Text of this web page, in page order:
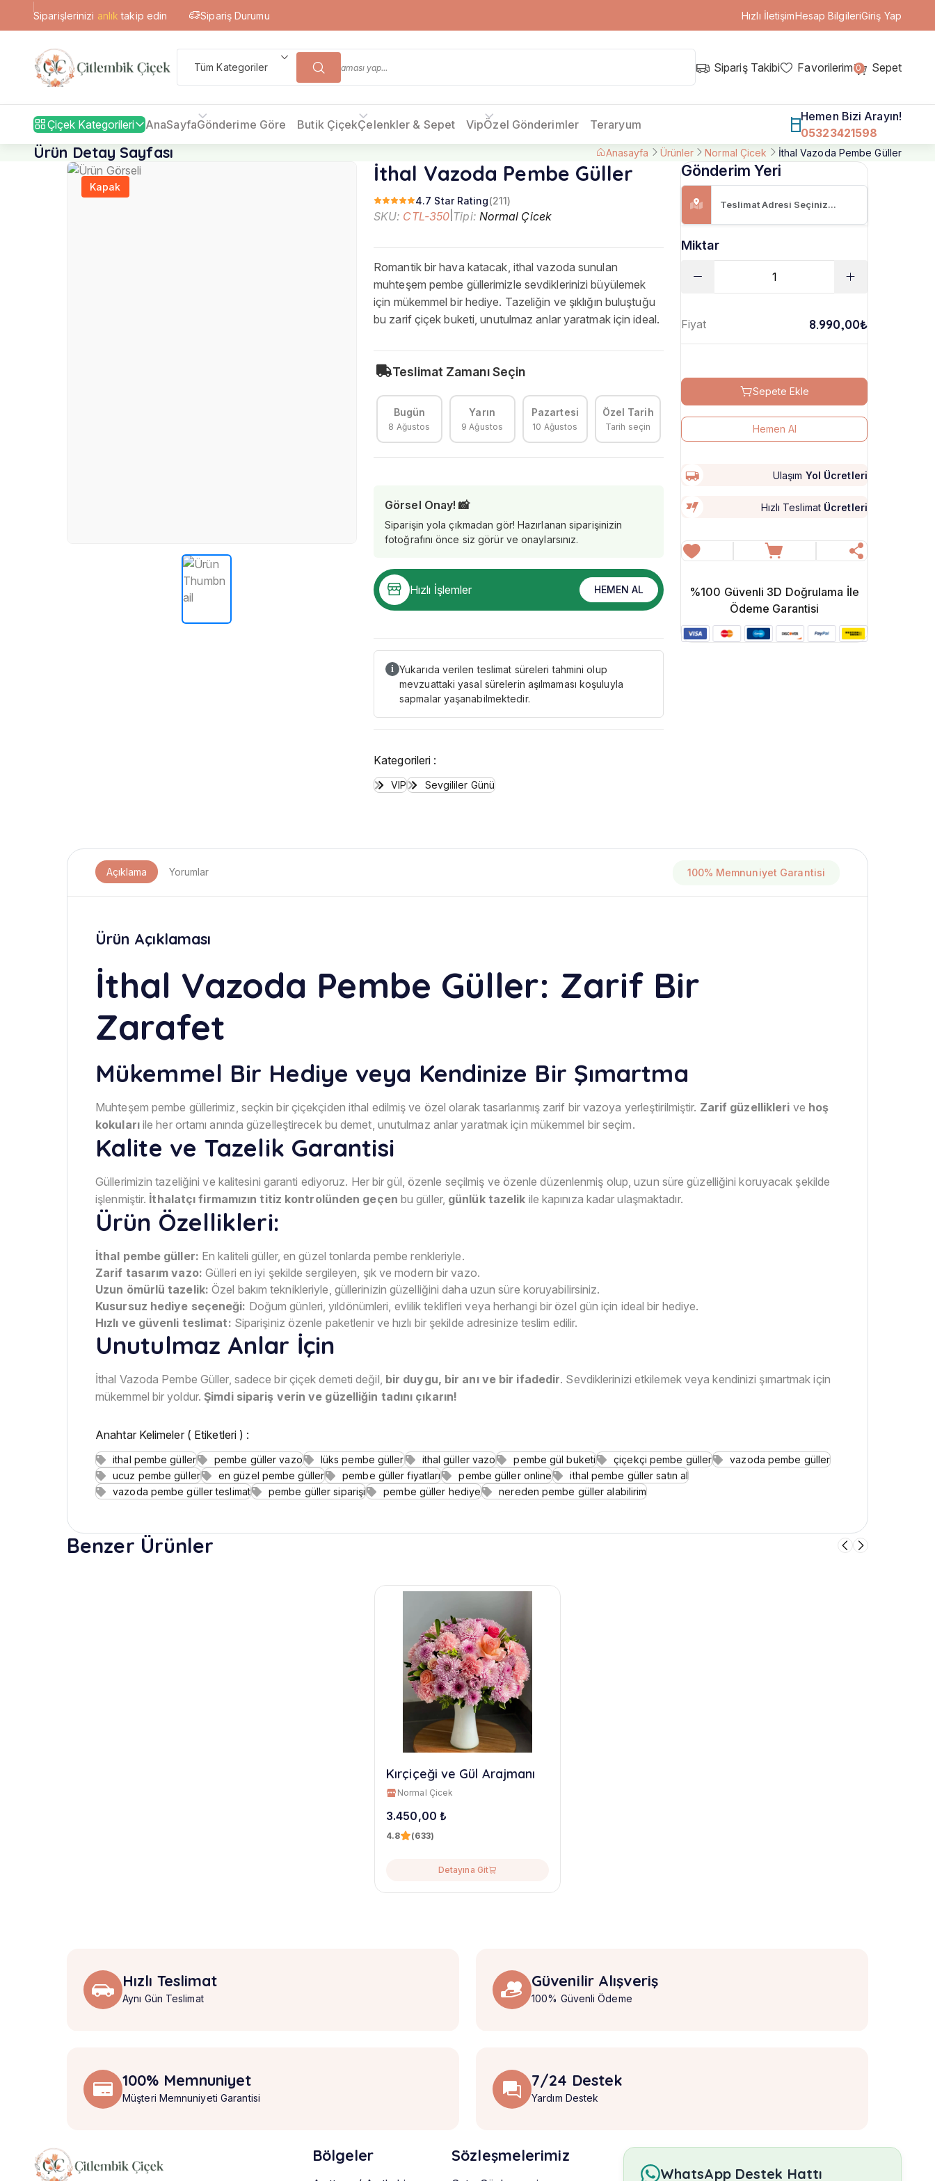
Siparişlerinizi anlık takip edin Sipariş Durumu Hızlı İletişimHesap BilgileriGiriş Yap
Tüm Kategoriler Sipariş Takibi Favorilerim 0 Sepet
Çiçek Kategorileri AnaSayfaGönderime Göre Butik ÇiçekÇelenkler & Sepet VipÖzel Gönderimler Teraryum
Hemen Bizi Arayın!
05323421598
Ürün Detay Sayfası Anasayfa Ürünler Normal Çicek İthal Vazoda Pembe Güller
Kapak
İthal Vazoda Pembe Güller
4.7 Star Rating(211)
SKU: CTL-350 Tipi: Normal Çicek
Romantik bir hava katacak, ithal vazoda sunulan
muhteşem pembe güllerimizle sevdiklerinizi büyülemek
için mükemmel bir hediye. Tazeliğin ve şıklığın buluştuğu
bu zarif çiçek buketi, unutulmaz anlar yaratmak için ideal.
Teslimat Zamanı Seçin
Bugün
8 Ağustos
Yarın
9 Ağustos
Pazartesi
10 Ağustos
Özel Tarih
Tarih seçin
Görsel Onay! 📸
Siparişin yola çıkmadan gör! Hazırlanan siparişinizin
fotoğrafını önce siz görür ve onaylarsınız.
Hızlı İşlemler HEMEN AL
i Yukarıda verilen teslimat süreleri tahmini olup
mevzuattaki yasal sürelerin aşılmaması koşuluyla
sapmalar yaşanabilmektedir.
Kategorileri :
VIP Sevgililer Günü
Gönderim Yeri
Miktar
Fiyat 8.990,00₺
Sepete Ekle
Hemen Al
Ulaşım Yol Ücretleri
Hızlı Teslimat Ücretleri
%100 Güvenli 3D Doğrulama İle
Ödeme Garantisi
Açıklama Yorumlar 100% Memnuniyet Garantisi
Ürün Açıklaması
İthal Vazoda Pembe Güller: Zarif Bir
Zarafet
Mükemmel Bir Hediye veya Kendinize Bir Şımartma
Muhteşem pembe güllerimiz, seçkin bir çiçekçiden ithal edilmiş ve özel olarak tasarlanmış zarif bir vazoya yerleştirilmiştir. Zarif güzellikleri ve hoş
kokularıile her ortamı anında güzelleştirecek bu demet, unutulmaz anlar yaratmak için mükemmel bir seçim.
Kalite ve Tazelik Garantisi
Güllerimizin tazeliğini ve kalitesini garanti ediyoruz. Her bir gül, özenle seçilmiş ve özenle düzenlenmiş olup, uzun süre güzelliğini koruyacak şekilde
işlenmiştir. İthalatçı firmamızın titiz kontrolünden geçen bu güller, günlük tazelik ile kapınıza kadar ulaşmaktadır.
Ürün Özellikleri:
İthal pembe güller: En kaliteli güller, en güzel tonlarda pembe renkleriyle.
Zarif tasarım vazo: Gülleri en iyi şekilde sergileyen, şık ve modern bir vazo.
Uzun ömürlü tazelik: Özel bakım teknikleriyle, güllerinizin güzelliğini daha uzun süre koruyabilirsiniz.
Kusursuz hediye seçeneği: Doğum günleri, yıldönümleri, evlilik teklifleri veya herhangi bir özel gün için ideal bir hediye.
Hızlı ve güvenli teslimat: Siparişiniz özenle paketlenir ve hızlı bir şekilde adresinize teslim edilir.
Unutulmaz Anlar İçin
İthal Vazoda Pembe Güller, sadece bir çiçek demeti değil, bir duygu, bir anı ve bir ifadedir. Sevdiklerinizi etkilemek veya kendinizi şımartmak için
mükemmel bir yoldur.Şimdi sipariş verin ve güzelliğin tadını çıkarın!
Anahtar Kelimeler ( Etiketleri ) :
ithal pembe güller pembe güller vazo lüks pembe güller ithal güller vazo pembe gül buketi çiçekçi pembe güller
vazoda pembe güller
ucuz pembe güller
en güzel pembe güller pembe güller fiyatları pembe güller online
ithal pembe güller satın al
vazoda pembe güller teslimat
pembe güller siparişi pembe güller hediye nereden pembe güller alabilirim
Benzer Ürünler
Kırçiçeği ve Gül Arajmanı
Normal Çicek
3.450,00 ₺
4.8 (633)
Detayına Git
Hızlı Teslimat
Aynı Gün Teslimat
Güvenilir Alışveriş
100% Güvenli Ödeme
100% Memnuniyet
Müşteri Memnuniyeti Garantisi
7/24 Destek
Yardım Destek
Bölgeler Sözleşmelerimiz
WhatsApp Destek Hattı